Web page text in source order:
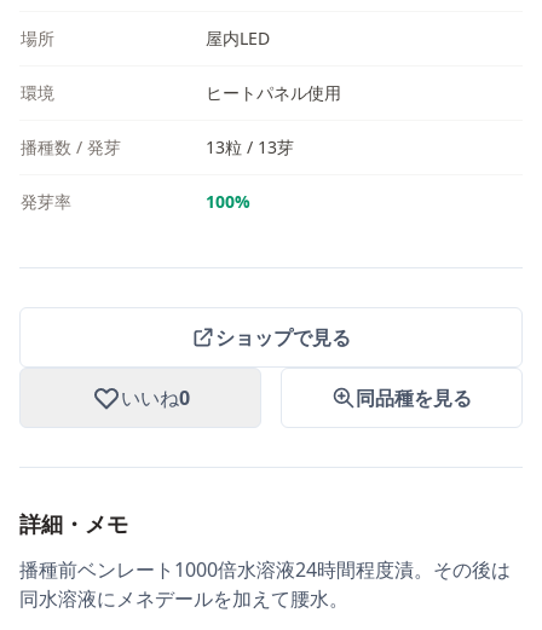
場所 屋内LED
環境 ヒートパネル使用
播種数 / 発芽 13粒 / 13芽
発芽率 100%
ショップで見る
いいね0 同品種を見る
詳細・メモ
播種前ベンレート1000倍水溶液24時間程度漬。その後は
同水溶液にメネデールを加えて腰水。